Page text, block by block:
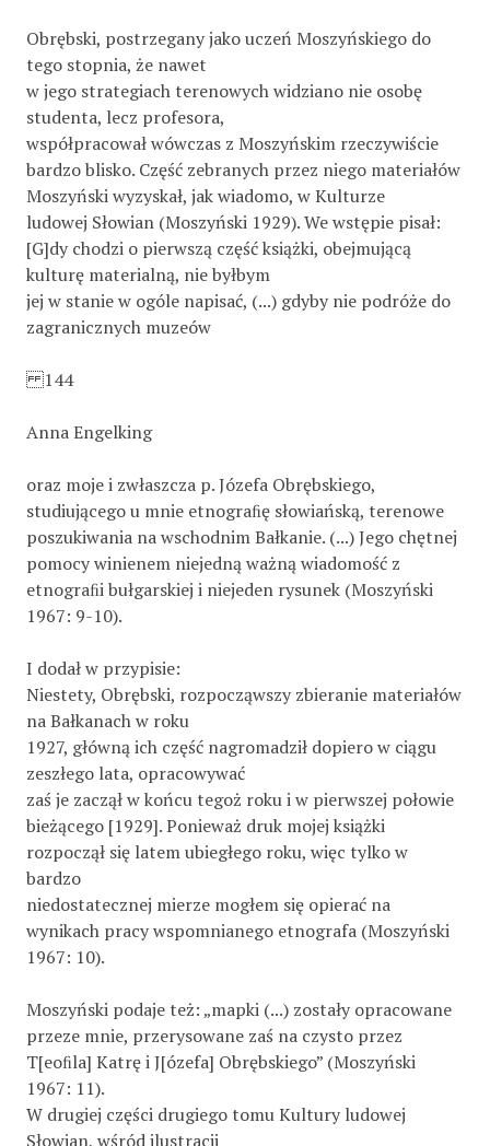
Obrębski, postrzegany jako uczeń Moszyńskiego do
tego stopnia, że nawet
w jego strategiach terenowych widziano nie osobę
studenta, lecz profesora,
współpracował wówczas z Moszyńskim rzeczywiście
bardzo blisko. Część zebranych przez niego materiałów
Moszyński wyzyskał, jak wiadomo, w Kulturze
ludowej Słowian (Moszyński 1929). We wstępie pisał:
[G]dy chodzi o pierwszą część książki, obejmującą
kulturę materialną, nie byłbym
jej w stanie w ogóle napisać, (...) gdyby nie podróże do
zagranicznych muzeów
144
Anna Engelking
oraz moje i zwłaszcza p. Józefa Obrębskiego,
studiującego u mnie etnograﬁę słowiańską, terenowe
poszukiwania na wschodnim Bałkanie. (...) Jego chętnej
pomocy winienem niejedną ważną wiadomość z
etnograﬁi bułgarskiej i niejeden rysunek (Moszyński
1967: 9-10).
I dodał w przypisie:
Niestety, Obrębski, rozpocząwszy zbieranie materiałów
na Bałkanach w roku
1927, główną ich część nagromadził dopiero w ciągu
zeszłego lata, opracowywać
zaś je zaczął w końcu tegoż roku i w pierwszej połowie
bieżącego [1929]. Ponieważ druk mojej książki
rozpoczął się latem ubiegłego roku, więc tylko w
bardzo
niedostatecznej mierze mogłem się opierać na
wynikach pracy wspomnianego etnografa (Moszyński
1967: 10).
Moszyński podaje też: „mapki (...) zostały opracowane
przeze mnie, przerysowane zaś na czysto przez
T[eoﬁla] Katrę i J[ózefa] Obrębskiego” (Moszyński
1967: 11).
W drugiej części drugiego tomu Kultury ludowej
Słowian, wśród ilustracji